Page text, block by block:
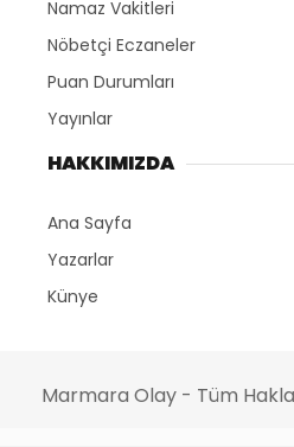
Namaz Vakitleri
Nöbetçi Eczaneler
Puan Durumları
Yayınlar
HAKKIMIZDA
Ana Sayfa
Yazarlar
Künye
Marmara Olay - Tüm